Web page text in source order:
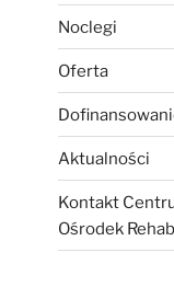
Noclegi
Oferta
Aktualności
Kontakt
Ośrodek